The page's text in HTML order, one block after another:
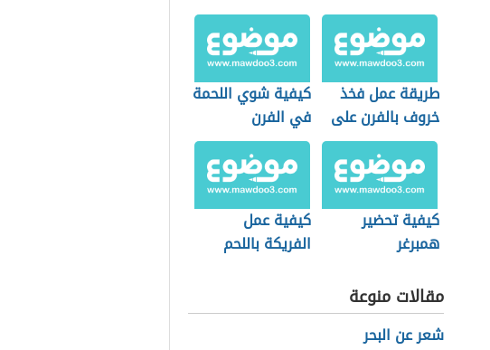
طريقة عمل فخذ
خروف بالفرن على
الطريقة اللبنانية
كيفية شوي اللحمة
في الفرن
كيفية تحضير
همبرغر
كيفية عمل
الفريكة باللحم
مقالات منوعة
شعر عن البحر